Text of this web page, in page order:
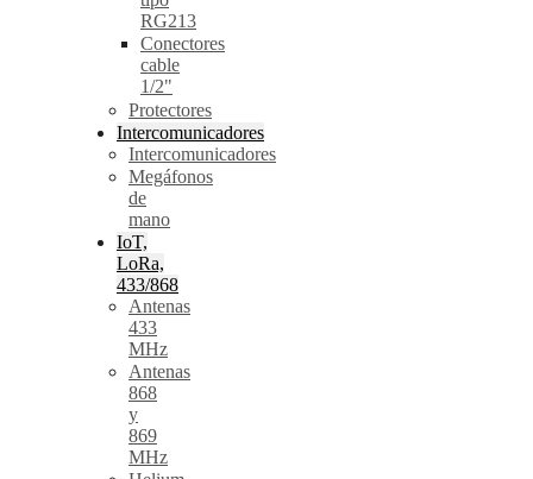
RG213
Conectores
cable
1/2"
Protectores
Intercomunicadores
Intercomunicadores
Megáfonos
de
mano
IoT,
LoRa,
433/868
Antenas
433
MHz
Antenas
868
y
869
MHz